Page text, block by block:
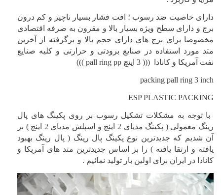
دارای خاصیت ضد رسوب ؛ افت فشار بسیار ناچیز و کم درون
برج و دارای سطح ویژه بسیار بالا و مقرون به صرفه اقتصادی
مخصوصا برای برج های دارای حجم بالا و برگرفته از آخرین
متد مورد استفاده در صنایع برودتی و حرارتی و کلیه صنایع
نفت آمریکا و کانادا ((( 3 اینچ
pall ring pp
)))
packing pall ring 3 inch
ESP PLASTIC PACKING
با توجه به مشکلات تشکیل رسوب بر روی پکینگ های پال
رینگ معمولی ( پکینگ مدیای 2 اینچ و اسپلش مدیای 2 اینچ ) بر
آن شدیم که جدیدترین نوع پکینگ پال رینگ ( پال رینگ بهبود
یافته و ارتقا یافته ) را بر اساس جدیدترین متد های آمریکا و
کانادا در ایران برای اولین بار تولید نمائیم .